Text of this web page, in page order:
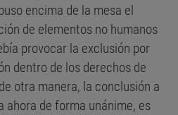
encima de la mesa el
de elementos no humanos
provocar la exclusión por
dentro de los derechos de
otra manera, la conclusión a
ahora de forma unánime, es